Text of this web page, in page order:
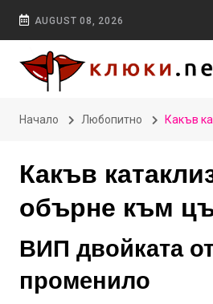
AUGUST 08, 2026
Начало Любопитно Какъв
Какъв
обърне към
ВИП двойката
променило